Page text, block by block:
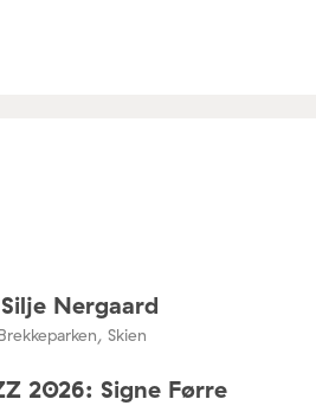
Nergaard
Skien
2026: Signe Førre